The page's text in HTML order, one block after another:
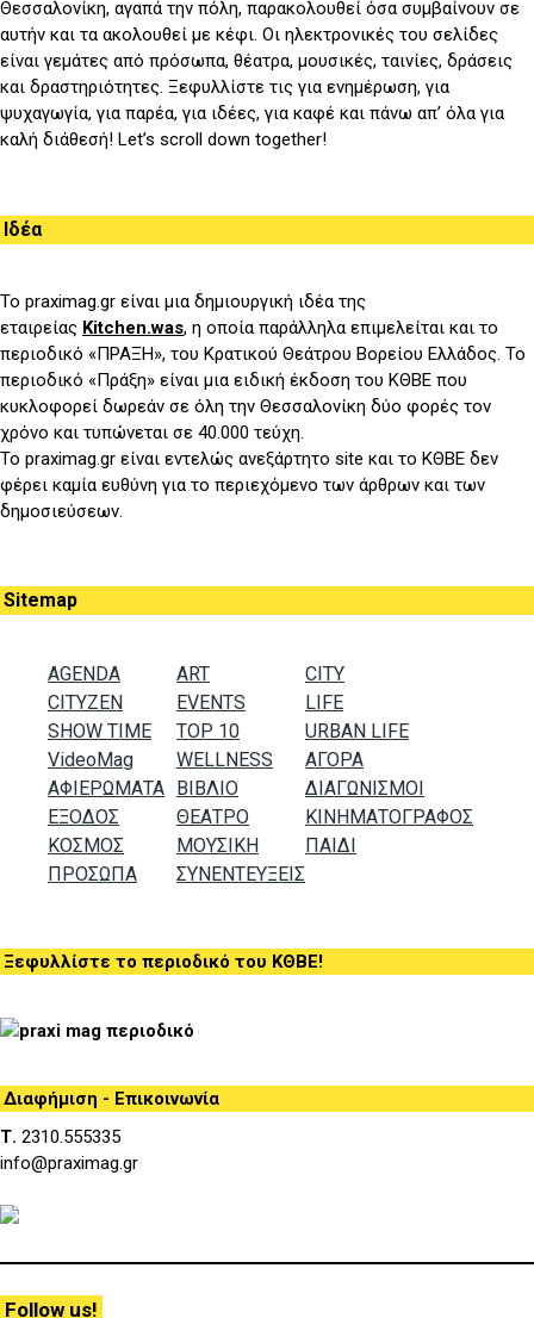
Θεσσαλονίκη, αγαπά την πόλη, παρακολουθεί όσα συμβαίνουν σε
αυτήν και τα ακολουθεί με κέφι. Οι ηλεκτρονικές του σελίδες
είναι γεμάτες από πρόσωπα, θέατρα, μουσικές, ταινίες, δράσεις
και δραστηριότητες. Ξεφυλλίστε τις για ενημέρωση, για
ψυχαγωγία, για παρέα, για ιδέες, για καφέ και πάνω απ’ όλα για
καλή διάθεσή! Let’s scroll down together!
Ιδέα
Το praximag.gr είναι μια δημιουργική ιδέα της
εταιρείας Kitchen.was, η οποία παράλληλα επιμελείται και το
περιοδικό «ΠΡΑΞΗ», του Kρατικού Θεάτρου Βορείου Ελλάδος. Το
περιοδικό «Πράξη» είναι μια ειδική έκδοση του ΚΘΒΕ που
κυκλοφορεί δωρεάν σε όλη την Θεσσαλονίκη δύο φορές τον
χρόνο και τυπώνεται σε 40.000 τεύχη.
Το praximag.gr είναι εντελώς ανεξάρτητο site και το ΚΘΒΕ δεν
φέρει καμία ευθύνη για το περιεχόμενο των άρθρων και των
δημοσιεύσεων.
Sitemap
AGENDA ART
CITY
CITYZEN
EVENTS
LIFE
SHOW TIME
TOP 10
URBAN LIFE
VideoMag
WELLNESS
ΑΓΟΡΑ
ΑΦΙΕΡΩΜΑΤΑ ΒΙΒΛΙΟ
ΔΙΑΓΩΝΙΣΜΟΙ
ΕΞΟΔΟΣ
ΘΕΑΤΡΟ
ΚΙΝΗΜΑΤΟΓΡΑΦΟΣ
ΚΟΣΜΟΣ
ΜΟΥΣΙΚΗ
ΠΑΙΔΙ
ΠΡΟΣΩΠΑ
ΣΥΝΕΝΤΕΥΞΕΙΣ
Ξεφυλλίστε το περιοδικό του ΚΘΒΕ!
Διαφήμιση - Επικοινωνία
Τ. 2310.555335
info@praximag.gr
Follow us!